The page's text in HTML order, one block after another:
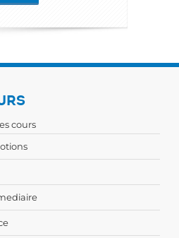
cours